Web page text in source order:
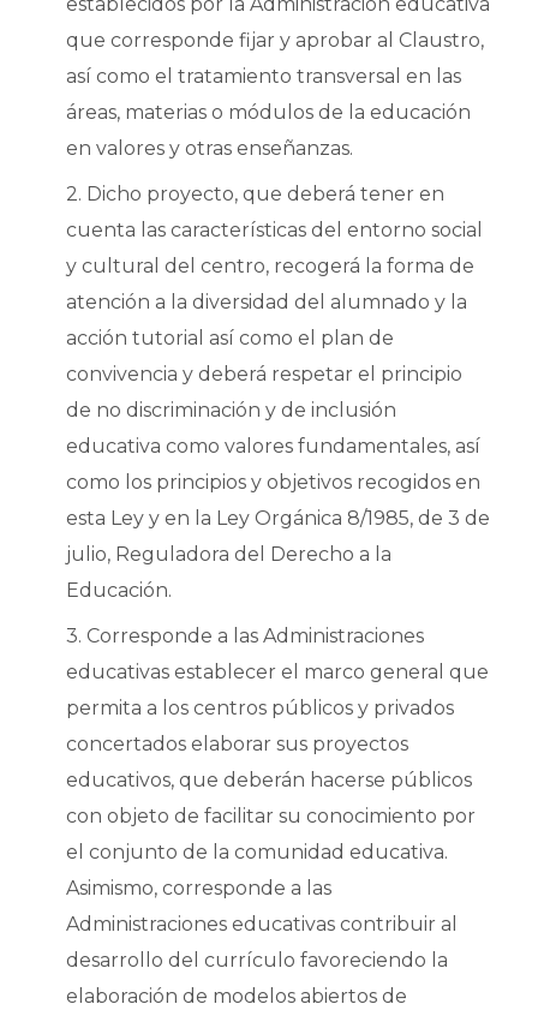
que corresponde fijar y aprobar al Claustro,
así como el tratamiento transversal en las
áreas, materias o módulos de la educación
en valores y otras enseñanzas.
2. Dicho proyecto, que deberá tener en
cuenta las características del entorno social
y cultural del centro, recogerá la forma de
atención a la diversidad del alumnado y la
acción tutorial así como el plan de
convivencia y deberá respetar el principio
de no discriminación y de inclusión
educativa como valores fundamentales, así
como los principios y objetivos recogidos en
esta Ley y en la Ley Orgánica 8/1985, de 3 de
julio, Reguladora del Derecho a la
Educación.
3. Corresponde a las Administraciones
educativas establecer el marco general que
permita a los centros públicos y privados
concertados elaborar sus proyectos
educativos, que deberán hacerse públicos
con objeto de facilitar su conocimiento por
el conjunto de la comunidad educativa.
Asimismo, corresponde a las
Administraciones educativas contribuir al
desarrollo del currículo favoreciendo la
elaboración de modelos abiertos de